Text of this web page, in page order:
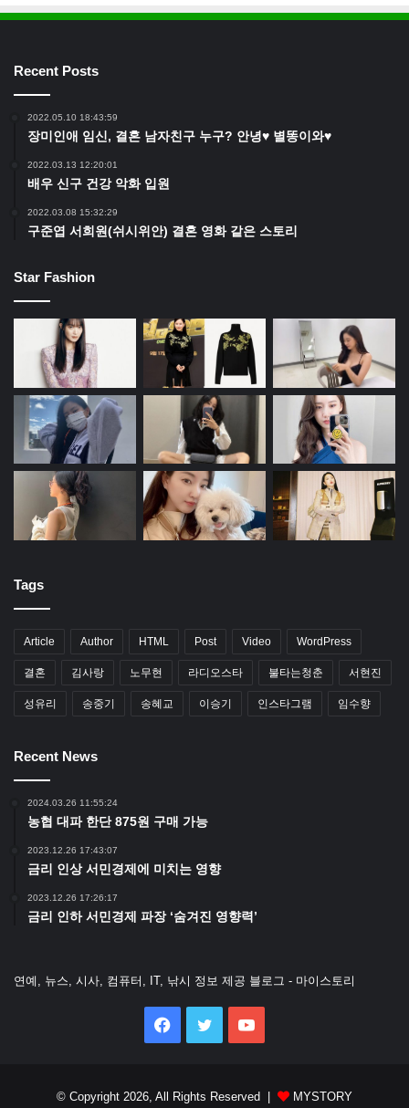
Recent Posts
2022.05.10 18:43:59
장미인애 임신, 결혼 남자친구 누구? 안녕♥ 별똥이와♥
2022.03.13 12:20:01
배우 신구 건강 악화 입원
2022.03.08 15:32:29
구준엽 서희원(쉬시위안) 결혼 영화 같은 스토리
Star Fashion
Tags
Article Author HTML Post Video WordPress
결혼 김사랑 노무현 라디오스타 불타는청춘 서현진
성유리 송중기 송혜교 이승기 인스타그램 임수향
Recent News
2024.03.26 11:55:24
농협 대파 한단 875원 구매 가능
2023.12.26 17:43:07
금리 인상 서민경제에 미치는 영향
2023.12.26 17:26:17
금리 인하 서민경제 파장 ‘숨겨진 영향력’
연예, 뉴스, 시사, 컴퓨터, IT, 낚시 정보 제공 블로그 - 마이스토리
Facebook
Twitter
© Copyright 2026, All Rights Reserved | MYSTORY